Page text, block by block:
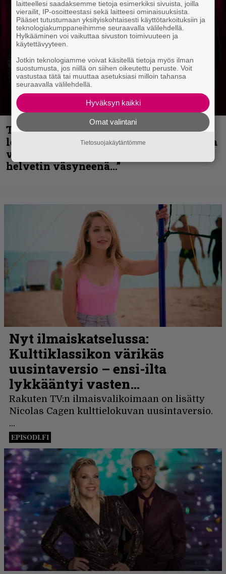
Thrash ’n’ roll -yhtye Madred ryydittää
levyjulkaisua keikkareissulla kuvatulla
videolla – ”Oltiin pakussa kusihädässä
helvetin väsyneenä…”
laitteellesi saadaksemme tietoja esimerkiksi sivuista, joilla
vierailit, IP-osoitteestasi sekä laitteesi ominaisuuksista.
Pääset tutustumaan yksityiskohtaisesti käyttötarkoituksiin ja
teknologiakumppaneihimme seuraavalla välilehdellä.
Hylkääminen voi vaikuttaa sivuston toimivuuteen ja
käytettävyyteen.
Jotkin teknologiamme voivat käsitellä tietoja myös ilman
suostumusta, jos niillä on siihen oikeutettu peruste. Voit
vastustaa tätä tai muuttaa asetuksiasi milloin tahansa
seuraavalla välilehdellä.
Hyväksyn kaikki
Omat valintani
Tietosuojakäytäntömme